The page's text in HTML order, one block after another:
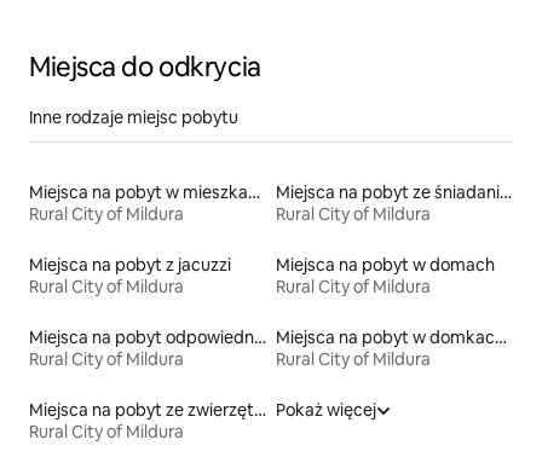
Miejsca do odkrycia
Inne rodzaje miejsc pobytu
Miejsca na pobyt w mieszkaniach
Rural City of Mildura
Miejsca na pobyt ze śniadaniem
Rural City of Mildura
Miejsca na pobyt z jacuzzi
Rural City of Mildura
Miejsca na pobyt w domach
Rural City of Mildura
Miejsca na pobyt odpowiednie dla rodzin
Rural City of Mildura
Miejsca na pobyt w domkach gościnnych
Rural City of Mildura
Miejsca na pobyt ze zwierzętami
Rural City of Mildura
Pokaż więcej